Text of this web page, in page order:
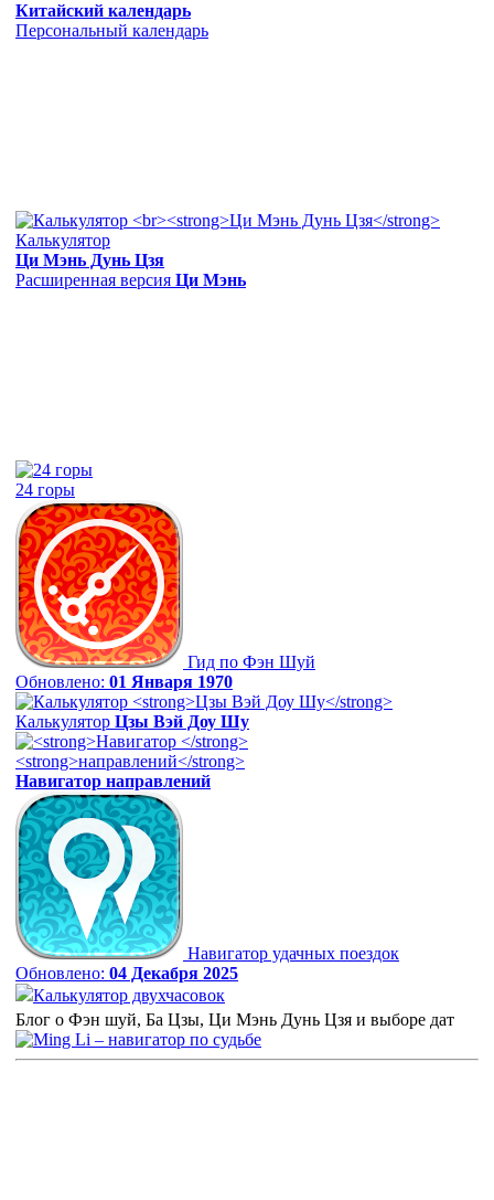
Китайский календарь
Персональный календарь
Калькулятор
Ци Мэнь Дунь Цзя
Расширенная версия Ци Мэнь
24 горы
Гид по Фэн Шуй
Обновлено: 01 Января 1970
Калькулятор Цзы Вэй Доу Шу
Навигатор направлений
Навигатор удачных поездок
Обновлено: 04 Декабря 2025
Калькулятор двухчасовок
Блог о Фэн шуй, Ба Цзы, Ци Мэнь Дунь Цзя и выборе дат